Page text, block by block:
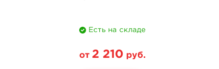
Есть на складе
от 2 210 руб.